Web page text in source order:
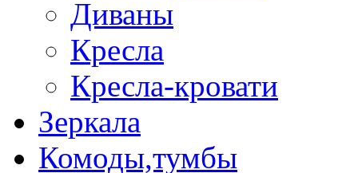
Диваны
Кресла
Кресла-кровати
Зеркала
Комоды,тумбы